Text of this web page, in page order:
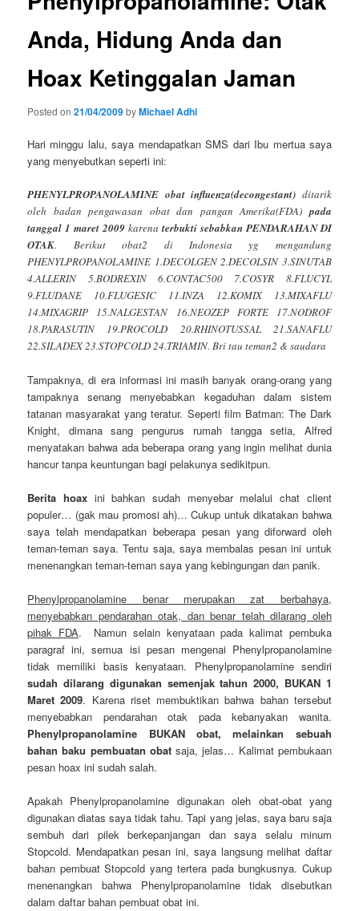
Anda, Hidung Anda dan
Hoax Ketinggalan Jaman
Posted on21/04/2009byMichael Adhi
Hari minggu lalu, saya mendapatkan SMS dari Ibu mertua saya
yang menyebutkan seperti ini:
PHENYLPROPANOLAMINE obat influenza(decongestant) ditarik
oleh badan pengawasan obat dan pangan Amerika(FDA)pada
tanggal 1 maret 2009 karena terbukti sebabkan PENDARAHAN DI
OTAK. Berikut obat2 di Indonesia yg mengandung
PHENYLPROPANOLAMINE 1.DECOLGEN 2.DECOLSIN 3.SINUTAB
4.ALLERIN 5.BODREXIN 6.CONTAC500 7.COSYR 8.FLUCYL
9.FLUDANE 10.FLUGESIC 11.INZA 12.KOMIX 13.MIXAFLU
14.MIXAGRIP 15.NALGESTAN 16.NEOZEP FORTE 17.NODROF
18.PARASUTIN 19.PROCOLD 20.RHINOTUSSAL 21.SANAFLU
22.SILADEX 23.STOPCOLD 24.TRIAMIN. Bri tau teman2 & saudara
Tampaknya, di era informasi ini masih banyak orang-orang yang
tampaknya senang menyebabkan kegaduhan dalam sistem
tatanan masyarakat yang teratur. Seperti film Batman: The Dark
Knight, dimana sang pengurus rumah tangga setia, Alfred
menyatakan bahwa ada beberapa orang yang ingin melihat dunia
hancur tanpa keuntungan bagi pelakunya sedikitpun.
Berita hoax ini bahkan sudah menyebar melalui chat client
populer… (gak mau promosi ah)… Cukup untuk dikatakan bahwa
saya telah mendapatkan beberapa pesan yang diforward oleh
teman-teman saya. Tentu saja, saya membalas pesan ini untuk
menenangkan teman-teman saya yang kebingungan dan panik.
Phenylpropanolamine benar merupakan zat berbahaya,
menyebabkan pendarahan otak, dan benar telah dilarang oleh
pihak FDA. Namun selain kenyataan pada kalimat pembuka
paragraf ini, semua isi pesan mengenai Phenylpropanolamine
tidak memiliki basis kenyataan. Phenylpropanolamine sendiri
sudah dilarang digunakan semenjak tahun 2000, BUKAN 1
Maret 2009. Karena riset membuktikan bahwa bahan tersebut
menyebabkan pendarahan otak pada kebanyakan wanita.
Phenylpropanolamine BUKAN obat, melainkan sebuah
bahan baku pembuatan obatsaja, jelas… Kalimat pembukaan
pesan hoax ini sudah salah.
Apakah Phenylpropanolamine digunakan oleh obat-obat yang
digunakan diatas saya tidak tahu. Tapi yang jelas, saya baru saja
sembuh dari pilek berkepanjangan dan saya selalu minum
Stopcold. Mendapatkan pesan ini, saya langsung melihat daftar
bahan pembuat Stopcold yang tertera pada bungkusnya. Cukup
menenangkan bahwa Phenylpropanolamine tidak disebutkan
dalam daftar bahan pembuat obat ini.